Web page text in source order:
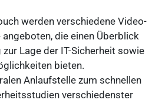
werden verschiedene Video-
die einen Überblick
Lage der IT-Sicherheit sowie
bieten.
Anlaufstelle zum schnellen
verschiedenster